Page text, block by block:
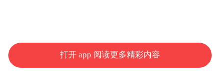
打开 app 阅读更多精彩内容